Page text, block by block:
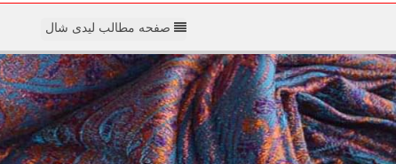
صفحه مطالب لیدی شال